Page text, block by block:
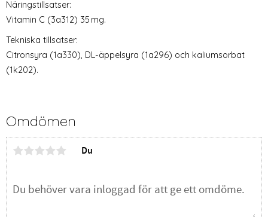
Näringstillsatser:
Vitamin C (3a312) 35 mg.
Tekniska tillsatser:
Citronsyra (1a330), DL-äppelsyra (1a296) och kaliumsorbat
(1k202).
Omdömen
Du